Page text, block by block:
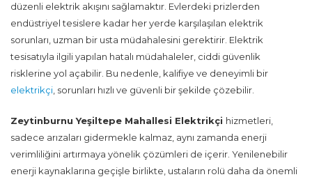
düzenli elektrik akışını sağlamaktır. Evlerdeki prizlerden
endüstriyel tesislere kadar her yerde karşılaşılan elektrik
sorunları, uzman bir usta müdahalesini gerektirir. Elektrik
tesisatıyla ilgili yapılan hatalı müdahaleler, ciddi güvenlik
risklerine yol açabilir. Bu nedenle, kalifiye ve deneyimli bir
elektrikçi , sorunları hızlı ve güvenli bir şekilde çözebilir.
Zeytinburnu Yeşiltepe Mahallesi Elektrikçi hizmetleri,
sadece arızaları gidermekle kalmaz, aynı zamanda enerji
verimliliğini artırmaya yönelik çözümleri de içerir. Yenilenebilir
enerji kaynaklarına geçişle birlikte, ustaların rolü daha da önemli